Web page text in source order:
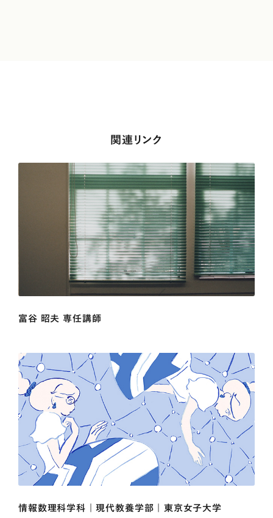
関連リンク
富谷 昭夫 専任講師
情報数理科学科 | 現代教養学部 | 東京女子大学